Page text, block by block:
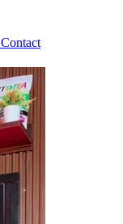
Contact